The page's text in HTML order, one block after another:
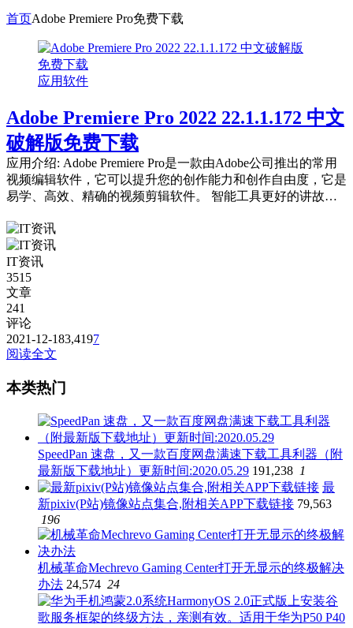
首页Adobe Premiere Pro免费下载
应用软件
Adobe Premiere Pro 2022 22.1.1.172 中文
破解版免费下载
应用介绍: Adobe Premiere Pro是一款由Adobe公司推出的常用
视频编辑软件，它可以提升您的创作能力和创作自由度，它是
易学、高效、精确的视频剪辑软件。 智能工具更好的讲故
IT资讯
3515
文章
241
评论
2021-12-183,4197
阅读全文
本类热门
SpeedPan 速盘，又一款百度网盘满速下载工具利器（附
最新版下载地址）更新时间:2020.05.29 191,238 1
最
新pixiv(P站)镜像站点集合,附相关APP下载链接 79,563
196
机械革命Mechrevo Gaming Center打开无显示的终极解决
办法 24,574 24